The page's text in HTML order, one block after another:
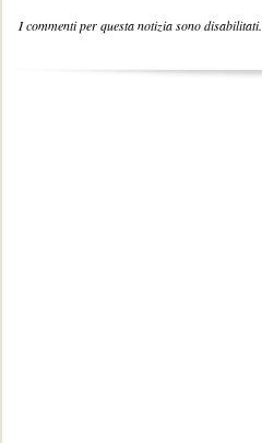
I commenti per questa notizia sono disabilitati.